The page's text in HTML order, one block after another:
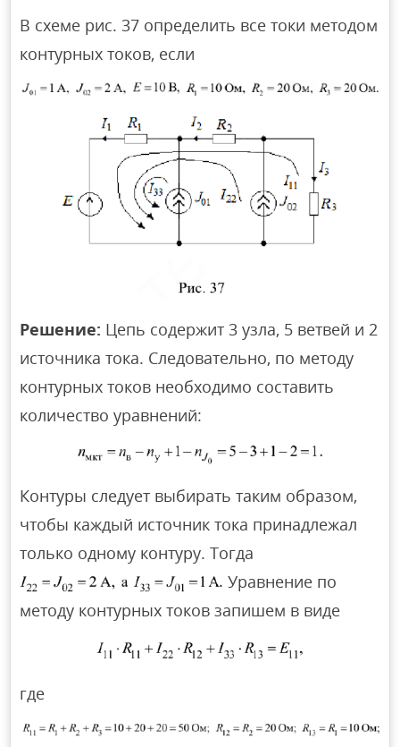
В схеме рис. 37 определить все токи методом
контурных токов, если
Решение: Цепь содержит 3 узла, 5 ветвей и 2
источника тока. Следовательно, по методу
контурных токов необходимо составить
количество уравнений:
Контуры следует выбирать таким образом,
чтобы каждый источник тока принадлежал
только одному контуру. Тогда
Уравнение по
методу контурных токов запишем в виде
где